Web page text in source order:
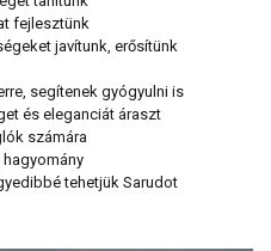
fejlesztünk
javítunk, erősítünk
segítenek gyógyulni is
és eleganciát áraszt
számára
tehetjük Sarudot